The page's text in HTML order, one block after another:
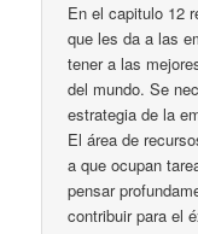
En el capitulo 12
que les da a las
tener a las
del mundo. Se
estrategia de la
El área de
a que ocupan
pensar
contribuir para el